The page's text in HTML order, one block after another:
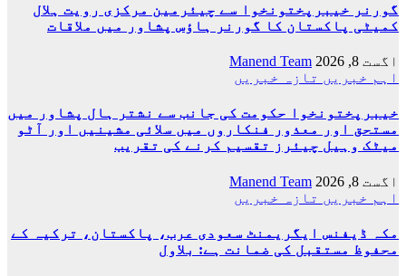
گورنر خیبرپختونخوا سے چیئرمین مرکزی رویت ہلال
کمیٹی پاکستان کا گورنر ہاؤس پشاور میں ملاقات
اگست 8, 2026
Manend Team
اہم خبریں تازہ خبریں
خیبرپختونخوا حکومت کی جانب سے نشتر ہال پشاور میں
مستحق اور معذور فنکاروں میں سلائی مشینیں اور آٹو
میٹک وہیل چیئرز تقسیم کرنے کی تقریب
اگست 8, 2026
Manend Team
اہم خبریں تازہ خبریں
مکہ ڈیفنس ایگریمنٹ سعودی عرب، پاکستان، ترکیہ کے
محفوظ مستقبل کی ضمانت ہے: بلاول